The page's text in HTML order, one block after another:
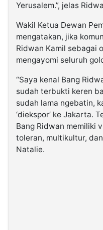
Yerusalem.”, jelas
Wakil Ketua Dewan
mengatakan, jika
Ridwan Kamil sebagai
mengayomi seluruh
“Saya kenal Bang
sudah terbukti keren
sudah lama ngebatin,
‘diekspor’ ke Jakarta.
Bang Ridwan memiliki
toleran, multikultur,
Natalie.